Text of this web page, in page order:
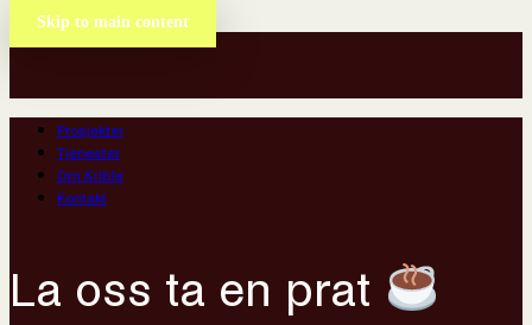
Skip to main content
Prosjekter
Tjenester
Om Krible
Kontakt
La oss ta en prat